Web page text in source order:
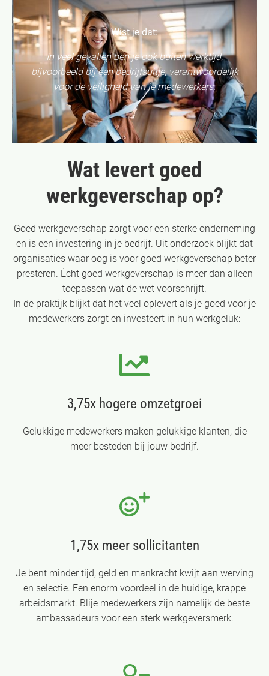
Wist je dat:
In veel gevallen ben je ook buiten werktijd,
bijvoorbeeld bij een bedrijfsuitje, verantwoordelijk
voor de veiligheid van je medewerkers.
Wat levert goed
werkgeverschap op?
Goed werkgeverschap zorgt voor een sterke onderneming
en is een investering in je bedrijf. Uit onderzoek blijkt dat
organisaties waar oog is voor goed werkgeverschap beter
presteren. Écht goed werkgeverschap is meer dan alleen
toepassen wat de wet voorschrijft.
In de praktijk blijkt dat het veel oplevert als je goed voor je
medewerkers zorgt en investeert in hun werkgeluk:
3,75x hogere omzetgroei
Gelukkige medewerkers maken gelukkige klanten, die
meer besteden bij jouw bedrijf.
1,75x meer sollicitanten
Je bent minder tijd, geld en mankracht kwijt aan werving
en selectie. Een enorm voordeel in de huidige, krappe
arbeidsmarkt. Blije medewerkers zijn namelijk de beste
ambassadeurs voor een sterk werkgeversmerk.